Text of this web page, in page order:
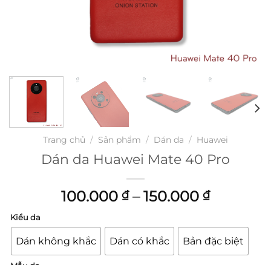
Trang chủ / Sản phẩm / Dán da / Huawei
Dán da Huawei Mate 40 Pro
100.000 ₫ – 150.000 ₫Khoảng
từ
100.000
đến
Kiểu da
Dán không khắc Dán có khắc Bản đặc biệt